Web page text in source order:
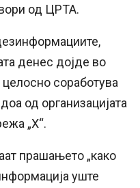
од ЦРТА.
денес дојде во
соработува
од организацијата
„Х“.
прашањето „како
уште